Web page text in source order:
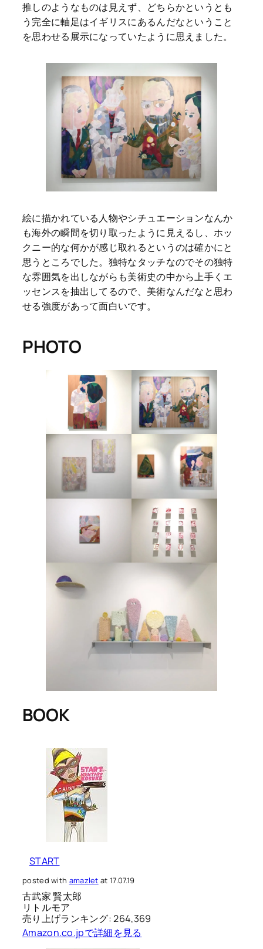
推しのようなものは見えず、どちらかというとも
う完全に軸足はイギリスにあるんだなということ
を思わせる展示になっていたように思えました。
絵に描かれている人物やシチュエーションなんか
も海外の瞬間を切り取ったように見えるし、ホッ
クニー的な何かが感じ取れるというのは確かにと
思うところでした。独特なタッチなのでその独特
な雰囲気を出しながらも美術史の中から上手くエ
ッセンスを抽出してるので、美術なんだなと思わ
せる強度があって面白いです。
PHOTO
BOOK
START
posted with amazlet at 17.07.19
古武家 賢太郎
リトルモア
売り上げランキング: 264,369
Amazon.co.jpで詳細を見る